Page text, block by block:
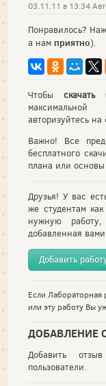
03.11.11 в 13:34
Понравилось?
а нам приятно).
Чтобы скачать
авторизуйтесь на
Важно! Все
бесплатного
плана или
Друзья! У вас
же студентам
нужную
добавленная
Добавить
Если Лабораторная
или эту работу Вы
ДОБАВЛЕНИЕ
Добавить
пользователи.